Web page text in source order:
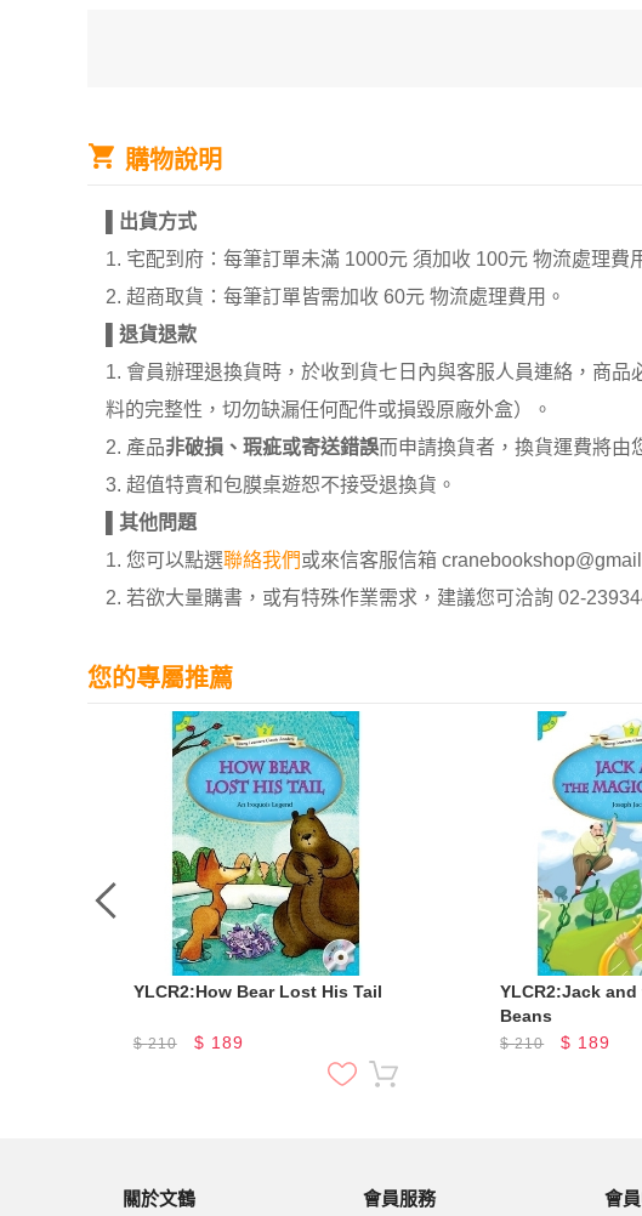
購物說明
出貨方式
1. 宅配到府：每筆訂單未滿 1000元 須加收 100元 物流處理費
2. 超商取貨：每筆訂單皆需加收 60元 物流處理費用。
退貨退款
1. 會員辦理退換貨時，於收到貨七日內與客服人員連絡，商
料的完整性，切勿缺漏任何配件或損毀原廠外盒）。
2. 產品非破損、瑕疵或寄送錯誤而申請換貨者，換貨運費將由
3. 超值特賣和包膜桌遊恕不接受退換貨。
其他問題
1. 您可以點選聯絡我們或來信客服信箱
2. 若欲大量購書，或有特殊作業需求，建議您可洽詢 02-
您的專屬推薦
YLCR2:How Bear Lost His Tail
$210 $ 189
YLCR2:Jack
Beans
$210 $ 189
關於文鶴 會員服務 會